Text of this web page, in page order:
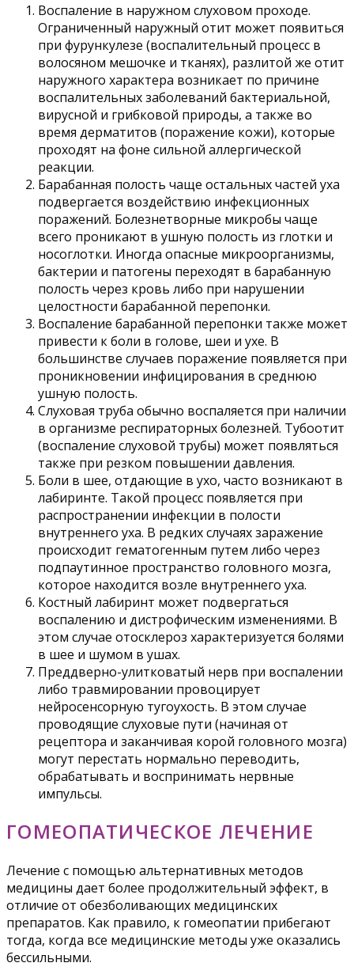
Воспаление в наружном слуховом проходе.
Ограниченный наружный отит может появиться
при фурункулезе (воспалительный процесс в
волосяном мешочке и тканях), разлитой же отит
наружного характера возникает по причине
воспалительных заболеваний бактериальной,
вирусной и грибковой природы, а также во
время дерматитов (поражение кожи), которые
проходят на фоне сильной аллергической
реакции.
Барабанная полость чаще остальных частей уха
подвергается воздействию инфекционных
поражений. Болезнетворные микробы чаще
всего проникают в ушную полость из глотки и
носоглотки. Иногда опасные микроорганизмы,
бактерии и патогены переходят в барабанную
полость через кровь либо при нарушении
целостности барабанной перепонки.
Воспаление барабанной перепонки также может
привести к боли в голове, шеи и ухе. В
большинстве случаев поражение появляется при
проникновении инфицирования в среднюю
ушную полость.
Слуховая труба обычно воспаляется при наличии
в организме респираторных болезней. Тубоотит
(воспаление слуховой трубы) может появляться
также при резком повышении давления.
Боли в шее, отдающие в ухо, часто возникают в
лабиринте. Такой процесс появляется при
распространении инфекции в полости
внутреннего уха. В редких случаях заражение
происходит гематогенным путем либо через
подпаутинное пространство головного мозга,
которое находится возле внутреннего уха.
Костный лабиринт может подвергаться
воспалению и дистрофическим изменениями. В
этом случае отосклероз характеризуется болями
в шее и шумом в ушах.
Преддверно-улитковатый нерв при воспалении
либо травмировании провоцирует
нейросенсорную тугоухость. В этом случае
проводящие слуховые пути (начиная от
рецептора и заканчивая корой головного мозга)
могут перестать нормально переводить,
обрабатывать и воспринимать нервные
импульсы.
ГОМЕОПАТИЧЕСКОЕ ЛЕЧЕНИЕ
Лечение с помощью альтернативных методов
медицины дает более продолжительный эффект, в
отличие от обезболивающих медицинских
препаратов. Как правило, к гомеопатии прибегают
тогда, когда все медицинские методы уже оказались
бессильными.